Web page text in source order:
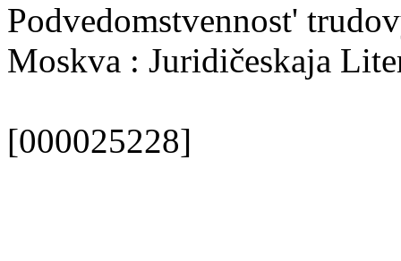
Podvedomstvennost'
Moskva : Juridičeskaja
[000025228]